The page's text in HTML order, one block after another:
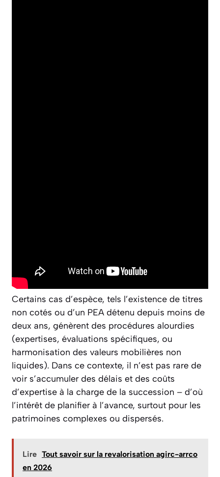
Certains cas d’espèce, tels l’existence de titres
non cotés ou d’un PEA détenu depuis moins de
deux ans, génèrent des procédures alourdies
(expertises, évaluations spécifiques, ou
harmonisation des valeurs mobilières non
liquides). Dans ce contexte, il n’est pas rare de
voir s’accumuler des délais et des coûts
d’expertise à la charge de la succession – d’où
l’intérêt de planifier à l’avance, surtout pour les
patrimoines complexes ou dispersés.
Lire Tout savoir sur la revalorisation agirc-arrco
en 2026